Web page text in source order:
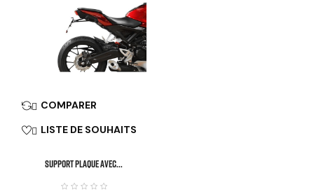
 COMPARER
 LISTE DE SOUHAITS
SUPPORT PLAQUE AVEC...